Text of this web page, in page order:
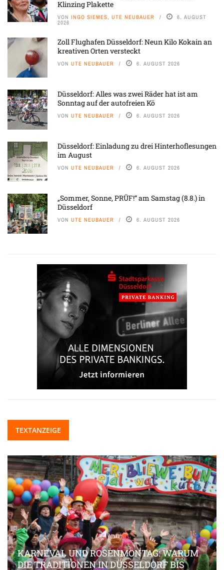
Klinzing Plakette
VON INGO SIEMES, UTE NEUBAUER 6. AUGUST
2026
Zoll Flughafen Düsseldorf: Neun Kilo Kokain an
kreativen Orten versteckt
VON UTE NEUBAUER 6. AUGUST 2026
Düsseldorf: Alles was zwei Räder hat ist am
Sonntag auf der autofreien Kö
VON UTE NEUBAUER 6. AUGUST 2026
Düsseldorf: Einladung zu drei Hinterhoflesungen
im August
VON UTE NEUBAUER 6. AUGUST 2026
„Sommer, Sonne, PRÜF!“ am Samstag (8.8.) in
Düsseldorf
VON UTE NEUBAUER 6. AUGUST 2026
TEXTANZEIGE
KARNEVAL UND ROSENMONTAG: WARUM
DIE TRADITIONEN IN DÜSSELDORF BIS